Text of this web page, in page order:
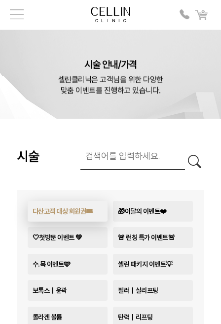
시술 안내/가격
셀린클리닉은 고객님을 위한 다양한
맞춤 이벤트를 진행하고 있습니다.
시술
다산고객 대상 회원권🎟️ 🎁이달의 이벤트❤️
🤍첫방문 이벤트 💚 🚨 런칭 특가 이벤트🚨
수.목 이벤트🩵 셀린 패키지 이벤트💡
보톡스｜윤곽 필러｜실리프팅
콜라겐 볼륨 탄력｜리프팅